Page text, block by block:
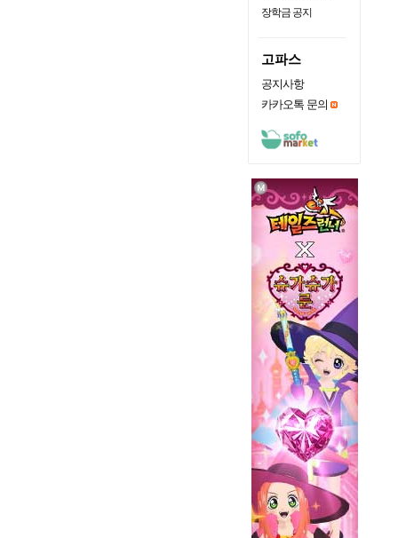
장학금 공지
고파스
공지사항
카카오톡 문의